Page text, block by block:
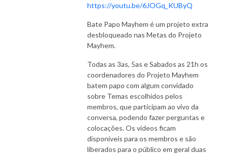
https://youtu.be/6JOGq_KUByQ
Bate Papo Mayhem é um projeto extra
desbloqueado nas Metas do Projeto
Mayhem.
Todas as 3as, 5as e Sabados as 21h os
coordenadores do Projeto Mayhem
batem papo com algum convidado
sobre Temas escolhidos pelos
membros, que participam ao vivo da
conversa, podendo fazer perguntas e
colocações. Os vídeos ficam
disponíveis para os membros e são
liberados para o público em geral duas